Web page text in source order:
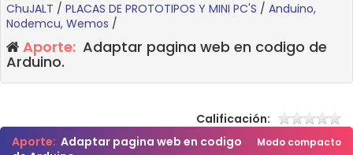
ChuJALT / PLACAS DE PROTOTIPOS Y MINI PC'S / Anduino,
Nodemcu, Wemos /
Aporte: Adaptar pagina web en codigo de
Arduino.
Calificación:
Modo compacto
Aporte: Adaptar pagina web en codigo